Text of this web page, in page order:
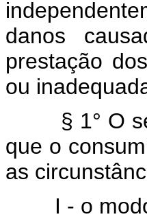
danos
prestação
ou
§ 1° O
que o
as
I - o